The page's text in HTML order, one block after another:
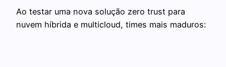
Ao testar uma nova solução zero trust para
nuvem híbrida e multicloud, times mais maduros: